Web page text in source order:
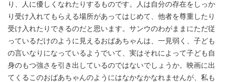
り、人に優しくなれたりするものです。人は自分の存在をしっか
り受け入れてもらえる場所があってはじめて、他者を尊重したり
受け入れたりできるのだと思います。サンウのわがままにただ従
っているだけのように見えるおばあちゃんは、一見弱く、子ども
の言いなりになっているようでいて、実はそれによって子ども自
身のもつ強さを引き出しているのではないでしょうか。映画に出
てくるこのおばあちゃんのようにはなかなかなれませんが、私も